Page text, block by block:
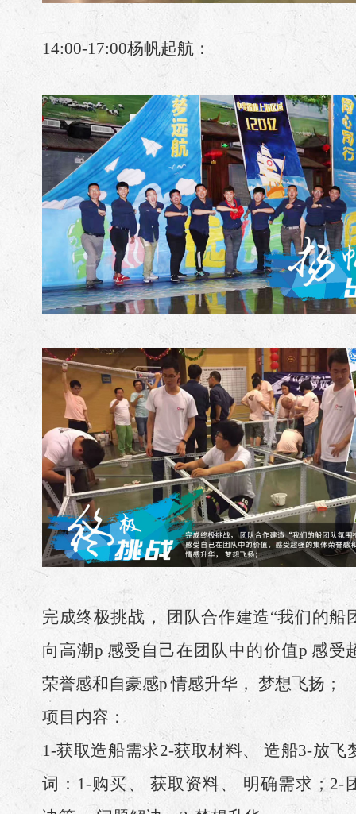
14:00-17:00杨帆起航：
完成终极挑战， 团队合作建造“我们的船
向高潮p 感受自己在团队中的价值p 感受
荣誉感和自豪感p 情感升华， 梦想飞扬；
项目内容：
1-获取造船需求2-获取材料、 造船3-放飞
词：1-购买、 获取资料、 明确需求；2-